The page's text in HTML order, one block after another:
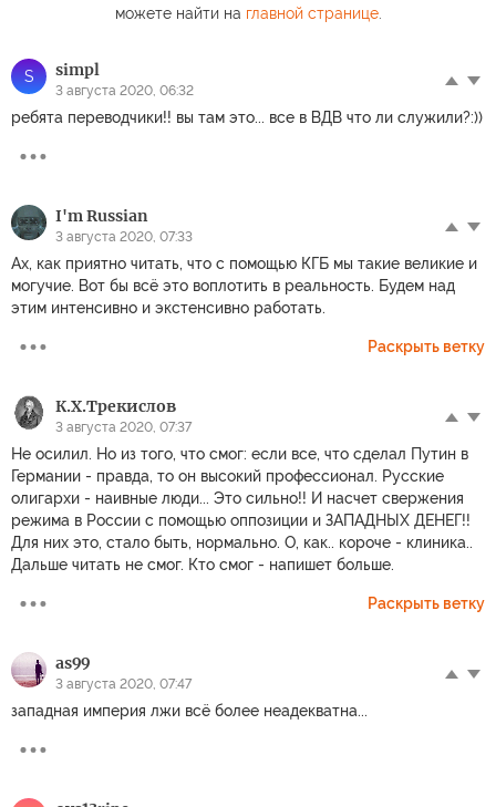
можете найти на главной странице.
S simpl
3 августа 2020, 06:32
ребята переводчики!! вы там это... все в ВДВ что ли служили?:))
I'm Russian
3 августа 2020, 07:33
Ах, как приятно читать, что с помощью КГБ мы такие великие и
могучие. Вот бы всё это воплотить в реальность. Будем над
этим интенсивно и экстенсивно работать.
Раскрыть ветку
К.Х.Трекислов
3 августа 2020, 07:37
Не осилил. Но из того, что смог: если все, что сделал Путин в
Германии - правда, то он высокий профессионал. Русские
олигархи - наивные люди... Это сильно!! И насчет свержения
режима в России с помощью оппозиции и ЗАПАДНЫХ ДЕНЕГ!!
Для них это, стало быть, нормально. О, как.. короче - клиника..
Дальше читать не смог. Кто смог - напишет больше.
Раскрыть ветку
as99
3 августа 2020, 07:47
западная империя лжи всё более неадекватна...